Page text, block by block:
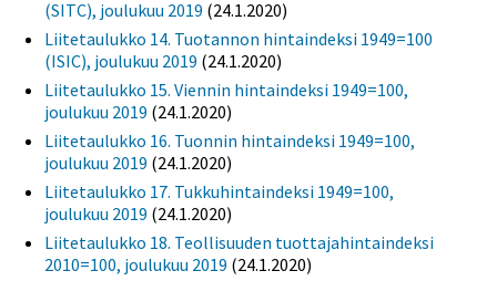
(SITC), joulukuu 2019 (24.1.2020)
Liitetaulukko 14. Tuotannon hintaindeksi 1949=100
(ISIC), joulukuu 2019 (24.1.2020)
Liitetaulukko 15. Viennin hintaindeksi 1949=100,
joulukuu 2019 (24.1.2020)
Liitetaulukko 16. Tuonnin hintaindeksi 1949=100,
joulukuu 2019 (24.1.2020)
Liitetaulukko 17. Tukkuhintaindeksi 1949=100,
joulukuu 2019 (24.1.2020)
Liitetaulukko 18. Teollisuuden tuottajahintaindeksi
2010=100, joulukuu 2019 (24.1.2020)